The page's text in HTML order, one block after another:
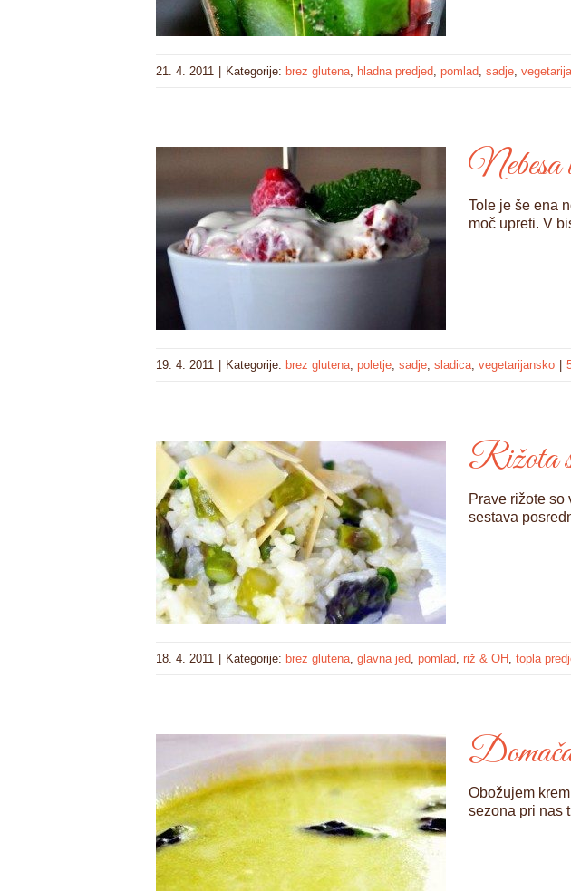
21. 4. 2011 Kategorije: brez glutena, hladna predjed, pomlad, sadje,
Nebesa
Tole je še ena
moč upreti. V
19. 4. 2011 Kategorije: brez glutena, poletje, sadje, sladica, vegetarijansko
Rižota
Prave rižote so
sestava
18. 4. 2011 Kategorije: brez glutena, glavna jed, pomlad, riž & OH , topla
Obožujem
sezona pri nas